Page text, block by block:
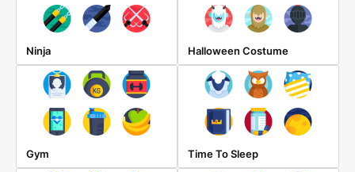
Ninja Halloween Costume
Gym Time To Sleep